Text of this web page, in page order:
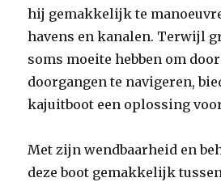
hij gemakkelijk te
havens en kanalen. Terwijl
soms moeite hebben om
doorgangen te navigeren,
kajuitboot een oplossing
Met zijn wendbaarheid en
deze boot gemakkelijk